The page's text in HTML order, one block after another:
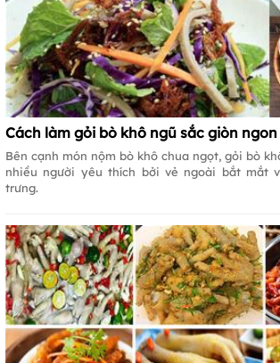
Cách làm gỏi bò khô ngũ sắc giòn
Bên cạnh món nộm bò khô chua ngọt, gỏi bò
nhiều người yêu thích bởi vẻ ngoài bắt mắt
trưng.